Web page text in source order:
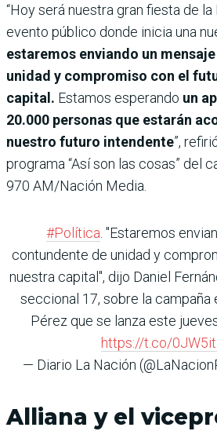
“Hoy será nuestra gran fiesta de la
evento público donde inicia una
estaremos enviando un
unidad y compromiso con el
capital. Estamos esperando un
20.000 personas que estarán
nuestro futuro intendente”,
programa “Así son las cosas” del
970 AM/Nación Media.
#Política . "Estaremos
contundente de unidad y
nuestra capital", dijo Daniel
seccional 17, sobre la campaña
Pérez que se lanza este
https://t.co/
— Diario La Nación
Alliana y el